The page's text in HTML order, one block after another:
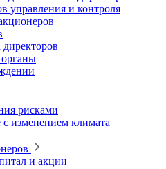
управления и контроля
рисками
изменением климата
и акции